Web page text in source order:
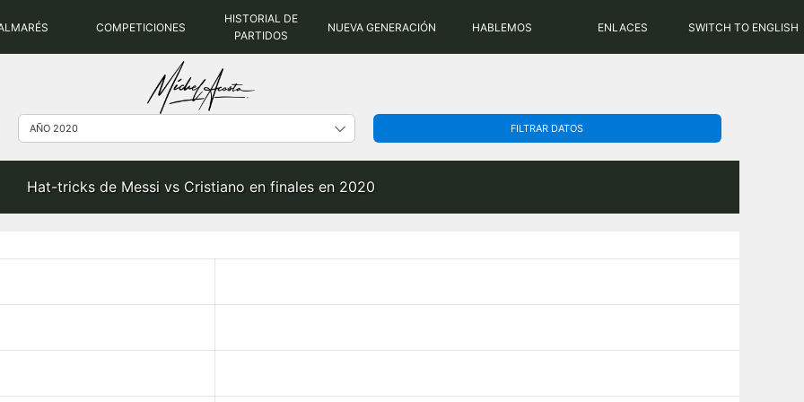
COMPETICIONES
HISTORIAL DE
PARTIDOS
NUEVA GENERACIÓN HABLEMOS ENLACES SWITCH TO ENGLISH
FILTRAR DATOS
Hat-tricks de Messi vs Cristiano en finales en 2020